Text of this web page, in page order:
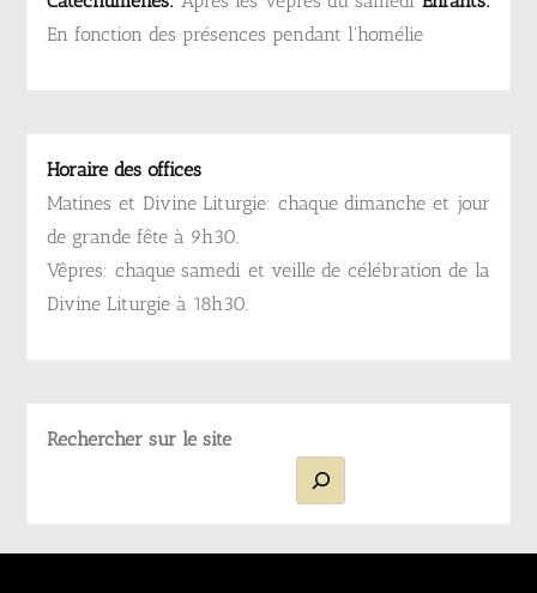
En fonction des présences pendant l'homélie
Horaire des offices
Matines et Divine Liturgie: chaque dimanche et jour
de grande fête à 9h30.
Vêpres: chaque samedi et veille de célébration de la
Divine Liturgie à 18h30.
Rechercher sur le site